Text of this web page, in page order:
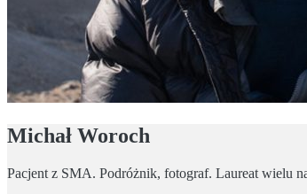
Michał Woroch
Pacjent z SMA. Podróżnik, fotograf. Laureat wielu